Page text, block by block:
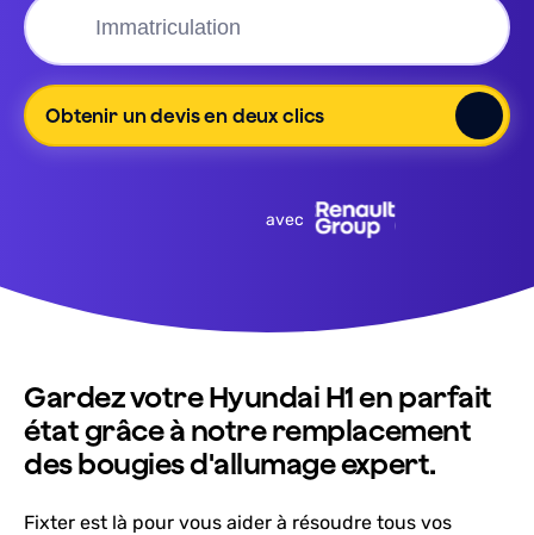
Obtenir un devis en deux clics
avec
Gardez votre Hyundai H1 en parfait
état grâce à notre remplacement
des bougies d'allumage expert.
Fixter est là pour vous aider à résoudre tous vos